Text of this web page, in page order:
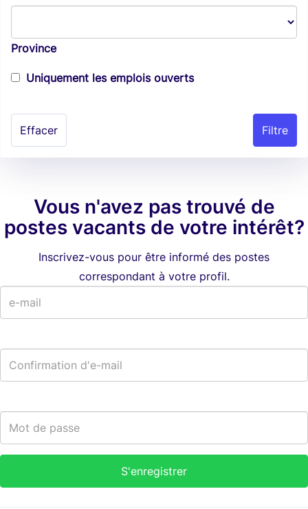
Province
Uniquement les emplois ouverts
Effacer
Vous n'avez pas trouvé de
postes vacants de votre intérêt?
Inscrivez-vous pour être informé des postes
correspondant à votre profil.